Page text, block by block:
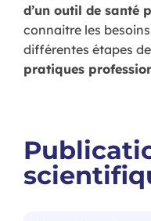
d’un outil de santé
connaitre les
différentes étapes
pratiques